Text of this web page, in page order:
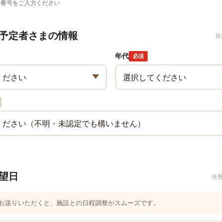
号をご入力ください
定者さまの情報
年代 必須
日 任
送りいただくと、施設との日程調整がスムーズです。